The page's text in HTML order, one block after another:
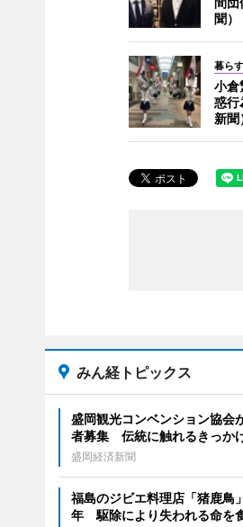
聞）
暮ら
小倉
惑行
新聞
みん経トピックス
盛岡観光コンベンション協会
者募集 伝統に触れるきっか
盛岡経済新聞
福島のジビエ料理店「猪鹿鳥
年 駆除により失われる命を